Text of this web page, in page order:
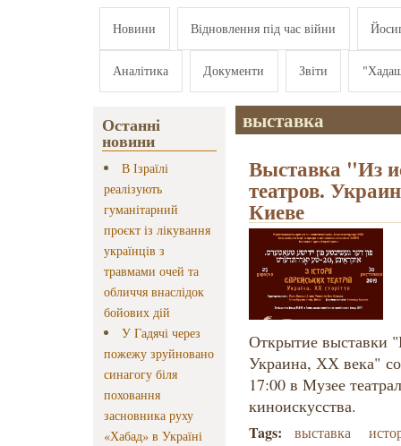
Новини Відновлення під час війни
Аналітика Документи Звіти
Останні
новини
В Ізраїлі
реалізують
гуманітарний
проєкт із лікування
українців з
травмами очей та
обличчя внаслідок
бойових дій
У Гадячі через
пожежу зруйновано
синагогу біля
поховання
засновника руху
«Хабад» в Україні
выставка
Выставка "Из
театров.
Киеве
Открытие выставки
Украина, ХХ века"
17:00 в Музее
киноискусства.
Tags: выставка